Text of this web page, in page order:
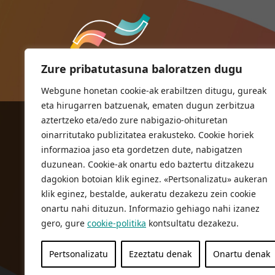
Zure pribatutasuna baloratzen dugu
Webgune honetan cookie-ak erabiltzen ditugu, gureak
eta hirugarren batzuenak, ematen dugun zerbitzua
aztertzeko eta/edo zure nabigazio-ohituretan
oinarritutako publizitatea erakusteko. Cookie horiek
informazioa jaso eta gordetzen dute, nabigatzen
duzunean. Cookie-ak onartu edo baztertu ditzakezu
dagokion botoian klik eginez. «Pertsonalizatu» aukeran
klik eginez, bestalde, aukeratu dezakezu zein cookie
onartu nahi dituzun. Informazio gehiago nahi izanez
gero, gure cookie-politika kontsultatu dezakezu.
Pertsonalizatu Ezeztatu denak Onartu denak
ORIOKO UDALA
Herriko plaza,1
20810 Orio (Gipuzkoa)
T. 943 83 03 46
bulegoak@orio.eus